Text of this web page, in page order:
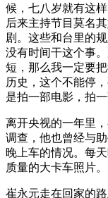
候，七八岁就有这
后来主持节目莫名
剧。这些和台里的
没有时间干这个事
短，那么我一定要
历史，这个不能停
是拍一部电影，拍
离开央视的一年里
调查，他也曾经与
晚上车的情况。每
质量的大卡车照片。
崔永元走在回家的